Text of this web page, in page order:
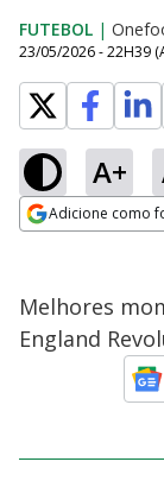
FUTEBOL |
23/05/2026 - 22H39
A+
Adicione como
Melhores
England